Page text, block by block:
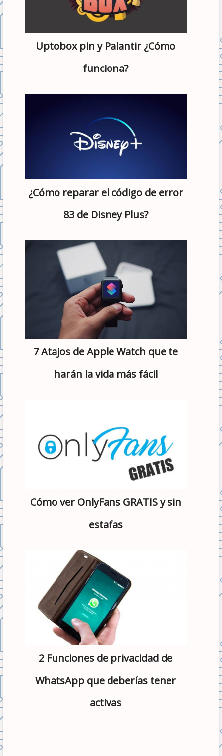
Uptobox pin y Palantir ¿Cómo
funciona?
¿Cómo reparar el código de error
83 de Disney Plus?
7 Atajos de Apple Watch que te
harán la vida más fácil
Cómo ver OnlyFans GRATIS y sin
estafas
2 Funciones de privacidad de
WhatsApp que deberías tener
activas